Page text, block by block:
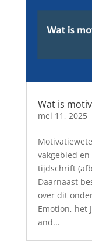
Wat is
mei 11, 2025
vakgebied
tijdschrift
Daarnaast
over dit
Emotion, het
and...